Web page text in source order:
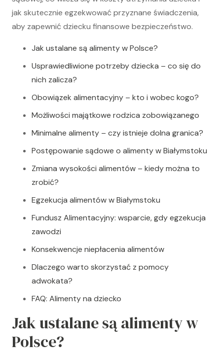
jak skutecznie egzekwować przyznane świadczenia,
aby zapewnić dziecku finansowe bezpieczeństwo.
Jak ustalane są alimenty w Polsce?
Usprawiedliwione potrzeby dziecka – co się do
nich zalicza?
Obowiązek alimentacyjny – kto i wobec kogo?
Możliwości majątkowe rodzica zobowiązanego
Minimalne alimenty – czy istnieje dolna granica?
Postępowanie sądowe o alimenty w Białymstoku
Zmiana wysokości alimentów – kiedy można to
zrobić?
Egzekucja alimentów w Białymstoku
Fundusz Alimentacyjny: wsparcie, gdy egzekucja
zawodzi
Konsekwencje niepłacenia alimentów
Dlaczego warto skorzystać z pomocy
adwokata?
FAQ: Alimenty na dziecko
Jak ustalane są alimenty w
Polsce?